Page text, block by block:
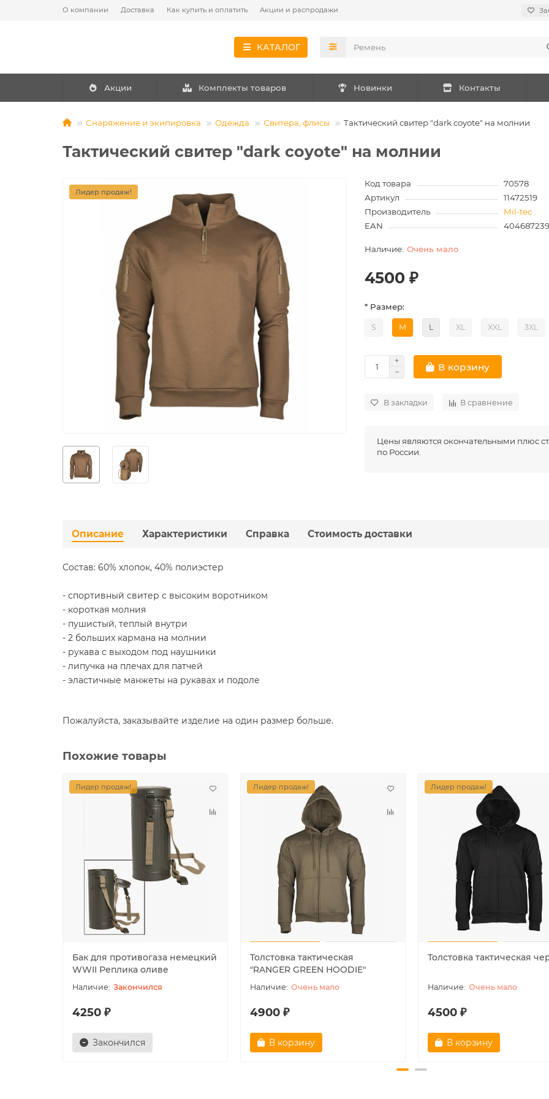
О компании Доставка Как купить и оплатить Акции и распродажи
КАТАЛОГ
Акции Комплекты товаров Новинки Контакты
Снаряжение и экипировка Одежда Свитера, флисы Тактический свитер "dark coyote" на молнии
Тактический свитер "dark coyote" на молнии
Лидер продаж!
Код товара
70578
Артикул
11472519
Производитель
Mil-tec
EAN
Очень мало
4500 ₽
* Размер:
S M L XL XXL 3XL
В корзину
В закладки В сравнение
Цены являются окончательными плюс
по России.
Описание Характеристики Справка Стоимость доставки
Состав: 60% хлопок, 40% полиэстер
- спортивный свитер с высоким воротником
- короткая молния
- пушистый, теплый внутри
- 2 больших кармана на молнии
- рукава с выходом под наушники
- липучка на плечах для патчей
- эластичные манжеты на рукавах и подоле
Пожалуйста, заказывайте изделие на один размер больше.
Похожие товары
Лидер продаж!
Бак для противогаза немецкий
WWII Реплика оливе
Закончился
4250 ₽
Закончился
Лидер продаж!
Толстовка тактическая
"RANGER GREEN HOODIE"
Очень мало
4900 ₽
В корзину
Лидер продаж!
Толстовка тактическая
Очень мало
4500 ₽
В корзину